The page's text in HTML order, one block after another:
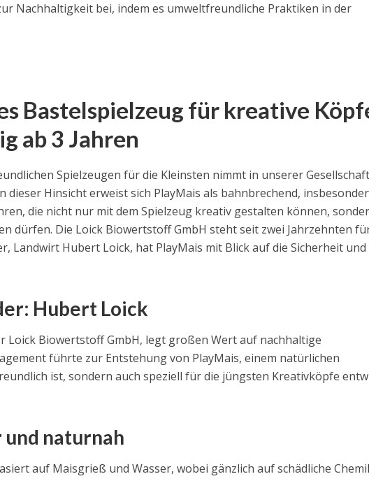
Nachhaltigkeit bei, indem es umweltfreundliche Praktiken in der
Bastelspielzeug für kreative
ab 3 Jahren
Spielzeugen für die Kleinsten nimmt in unserer Gesellschaft
Hinsicht erweist sich PlayMais als bahnbrechend,
die nicht nur mit dem Spielzeug kreativ gestalten können,
dürfen. Die Loick Biowertstoff GmbH steht seit zwei Jahrzehnten
Landwirt Hubert Loick, hat PlayMais mit Blick auf die Sicherheit und
Hubert Loick
Loick Biowertstoff GmbH, legt großen Wert auf nachhaltige
führte zur Entstehung von PlayMais, einem natürlichen
ist, sondern auch speziell für die jüngsten Kreativköpfe
naturnah
auf Maisgrieß und Wasser, wobei gänzlich auf schädliche